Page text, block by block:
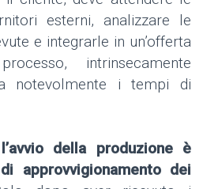
esterni, analizzare le
e integrarle in un’offerta
intrinsecamente
notevolmente i tempi di
l’avvio della produzione è
approvvigionamento dei